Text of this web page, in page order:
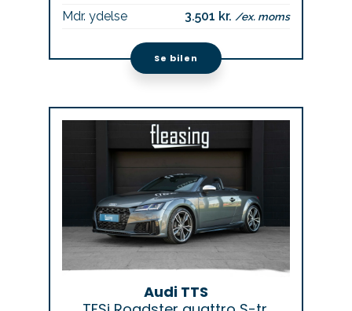
Mdr. ydelse 3.501 kr./ex. moms
Se bilen
Audi TTS